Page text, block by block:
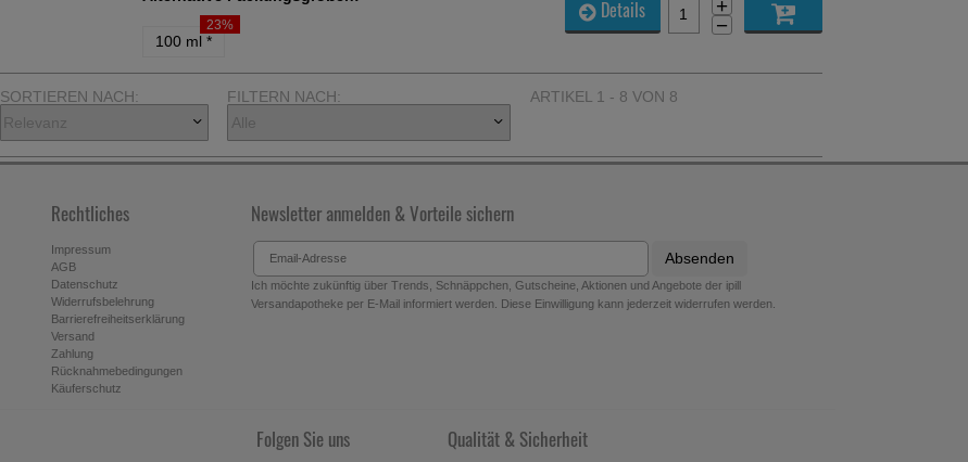
100 ml *
23%
+
−
Details
SORTIEREN NACH: FILTERN NACH: ARTIKEL 1 - 8 VON 8
Rechtliches
Impressum
AGB
Datenschutz
Widerrufsbelehrung
Barrierefreiheitserklärung
Versand
Zahlung
Rücknahmebedingungen
Käuferschutz
Newsletter anmelden & Vorteile sichern
Absenden
Ich möchte zukünftig über Trends, Schnäppchen, Gutscheine, Aktionen und Angebote der ipill
Versandapotheke per E-Mail informiert werden. Diese Einwilligung kann jederzeit widerrufen werden.
Folgen Sie uns Qualität & Sicherheit